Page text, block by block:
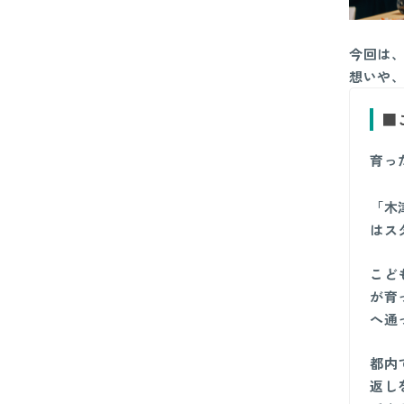
今回は
想いや
■
育っ
「
はス
こど
が育
へ通
都内
返し